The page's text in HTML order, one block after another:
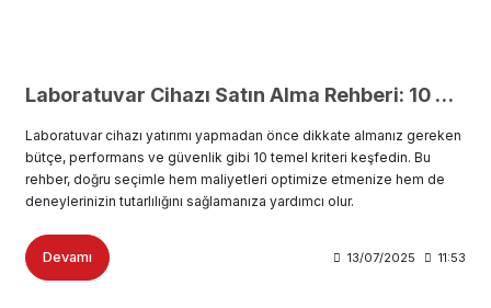
Laboratuvar Cihazı Satın Alma Rehberi: 10 Kritik Kriter
Laboratuvar cihazı yatırımı yapmadan önce dikkate almanız gereken
bütçe, performans ve güvenlik gibi 10 temel kriteri keşfedin. Bu
rehber, doğru seçimle hem maliyetleri optimize etmenize hem de
deneylerinizin tutarlılığını sağlamanıza yardımcı olur.
Devamı 13/07/2025 11:53